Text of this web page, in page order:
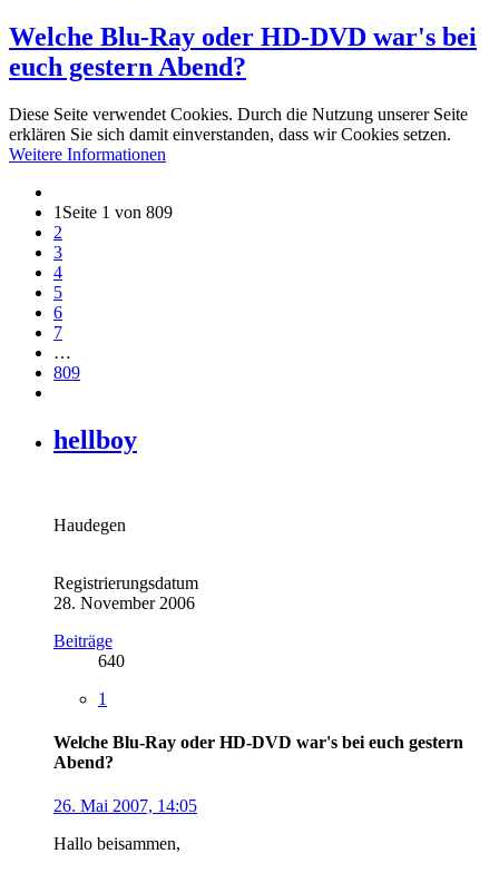
Welche Blu-Ray oder HD-DVD war's bei
euch gestern Abend?
Diese Seite verwendet Cookies. Durch die Nutzung unserer Seite
erklären Sie sich damit einverstanden, dass wir Cookies setzen.
Weitere Informationen
1 Seite 1 von 809
2
3
4
5
6
7
…
809
hellboy
Haudegen
Registrierungsdatum
28. November 2006
Beiträge
640
1
Welche Blu-Ray oder HD-DVD war's bei euch gestern
Abend?
26. Mai 2007, 14:05
Hallo beisammen,